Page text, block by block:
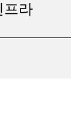
프라